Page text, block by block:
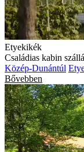
Etyekikék
Családias kabin
Közép-Dunántúl
Bővebben